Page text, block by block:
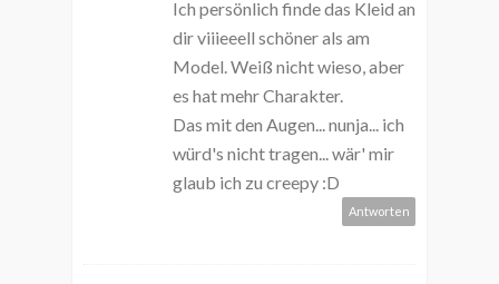
Ich persönlich finde das Kleid an
dir viiieeell schöner als am
Model. Weiß nicht wieso, aber
es hat mehr Charakter.
Das mit den Augen... nunja... ich
würd's nicht tragen... wär' mir
glaub ich zu creepy :D
Antworten